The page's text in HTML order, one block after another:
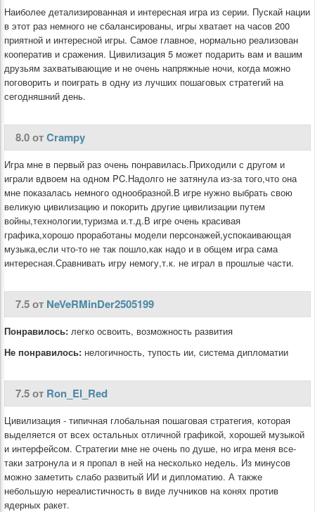
Наиболее детализированная и интересная игра из серии. Пускай нации
в этот раз немного не сбалансированы, игры хватает на часов 200
приятной и интересной игры. Самое главное, нормально реализован
кооператив и сражения. Цивилизация 5 может подарить вам и вашим
друзьям захватывающие и не очень напряжные ночи, когда можно
поговорить и поиграть в одну из лучших пошаговых стратегий на
сегодняшний день.
8.0 отCrampy
Игра мне в первый раз очень понравилась.Приходили с другом и
играли вдвоем на одном PC.Надолго не затянула из-за того,что она
мне показалась немного однообразной.В игре нужно выбрать свою
великую цивилизацию и покорить другие цивилизации путем
войны,технологии,туризма и.т.д.В игре очень красивая
графика,хорошо проработаны модели персонажей,успокаивающая
музыка,если что-то не так пошло,как надо и в общем игра сама
интересная.Сравнивать игру немогу,т.к. не играл в прошлые части.
7.5 от NeVeRMinDer2505199
Понравилось: легко освоить, возможность развития
Не понравилось: нелогичность, тупость ии, система дипломатии
7.5 от Ron_El_Red
Цивилизация - типичная глобальная пошаговая стратегия, которая
выделяется от всех остальных отличной графикой, хорошей музыкой
и интерфейсом. Стратегии мне не очень по душе, но игра меня все-
таки затронула и я пропал в ней на несколько недель. Из минусов
можно заметить слабо развитый ИИ и дипломатию. А также
небольшую нереалистичность в виде лучников на конях против
ядерных ракет.